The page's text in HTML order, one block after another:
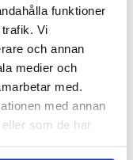
funktioner
Vi
och annan
medier och
med.
med annan
som de har